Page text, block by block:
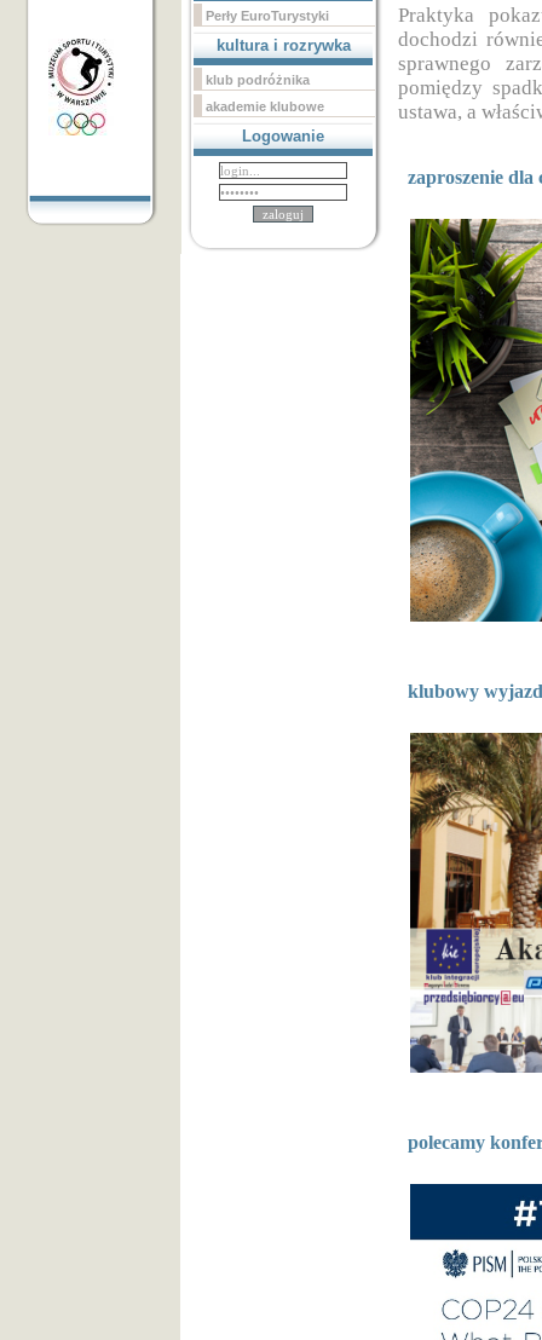
Perły EuroTurystyki
kultura i rozrywka
klub podróżnika
akademie klubowe
Logowanie
Praktyka
dochodzi
sprawnego
pomiędzy
ustawa, a
zaproszenie dla
klubowy
polecamy